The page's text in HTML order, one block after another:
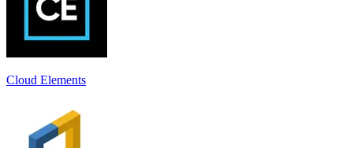
Cloud Elements